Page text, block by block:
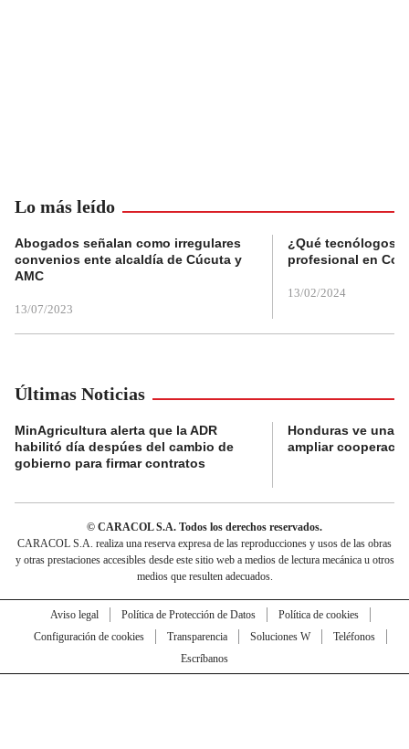
Lo más leído
Abogados señalan como irregulares
convenios ente alcaldía de Cúcuta y
AMC
13/07/2023
¿Qué tecnólogos
profesional en
13/02/2024
Últimas Noticias
MinAgricultura alerta que la ADR
habilitó día despúes del cambio de
gobierno para firmar contratos
Honduras ve una
ampliar
© CARACOL S.A. Todos los derechos reservados.
CARACOL S.A. realiza una reserva expresa de las reproducciones y usos de las obras
y otras prestaciones accesibles desde este sitio web a medios de lectura mecánica u otros
medios que resulten adecuados.
Aviso legal Política de Protección de Datos
Política de cookies
Configuración de cookies
Transparencia Soluciones W
Teléfonos
Escríbanos